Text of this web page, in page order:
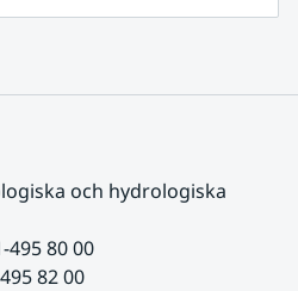
och hydrologiska
495 80 00
82 00